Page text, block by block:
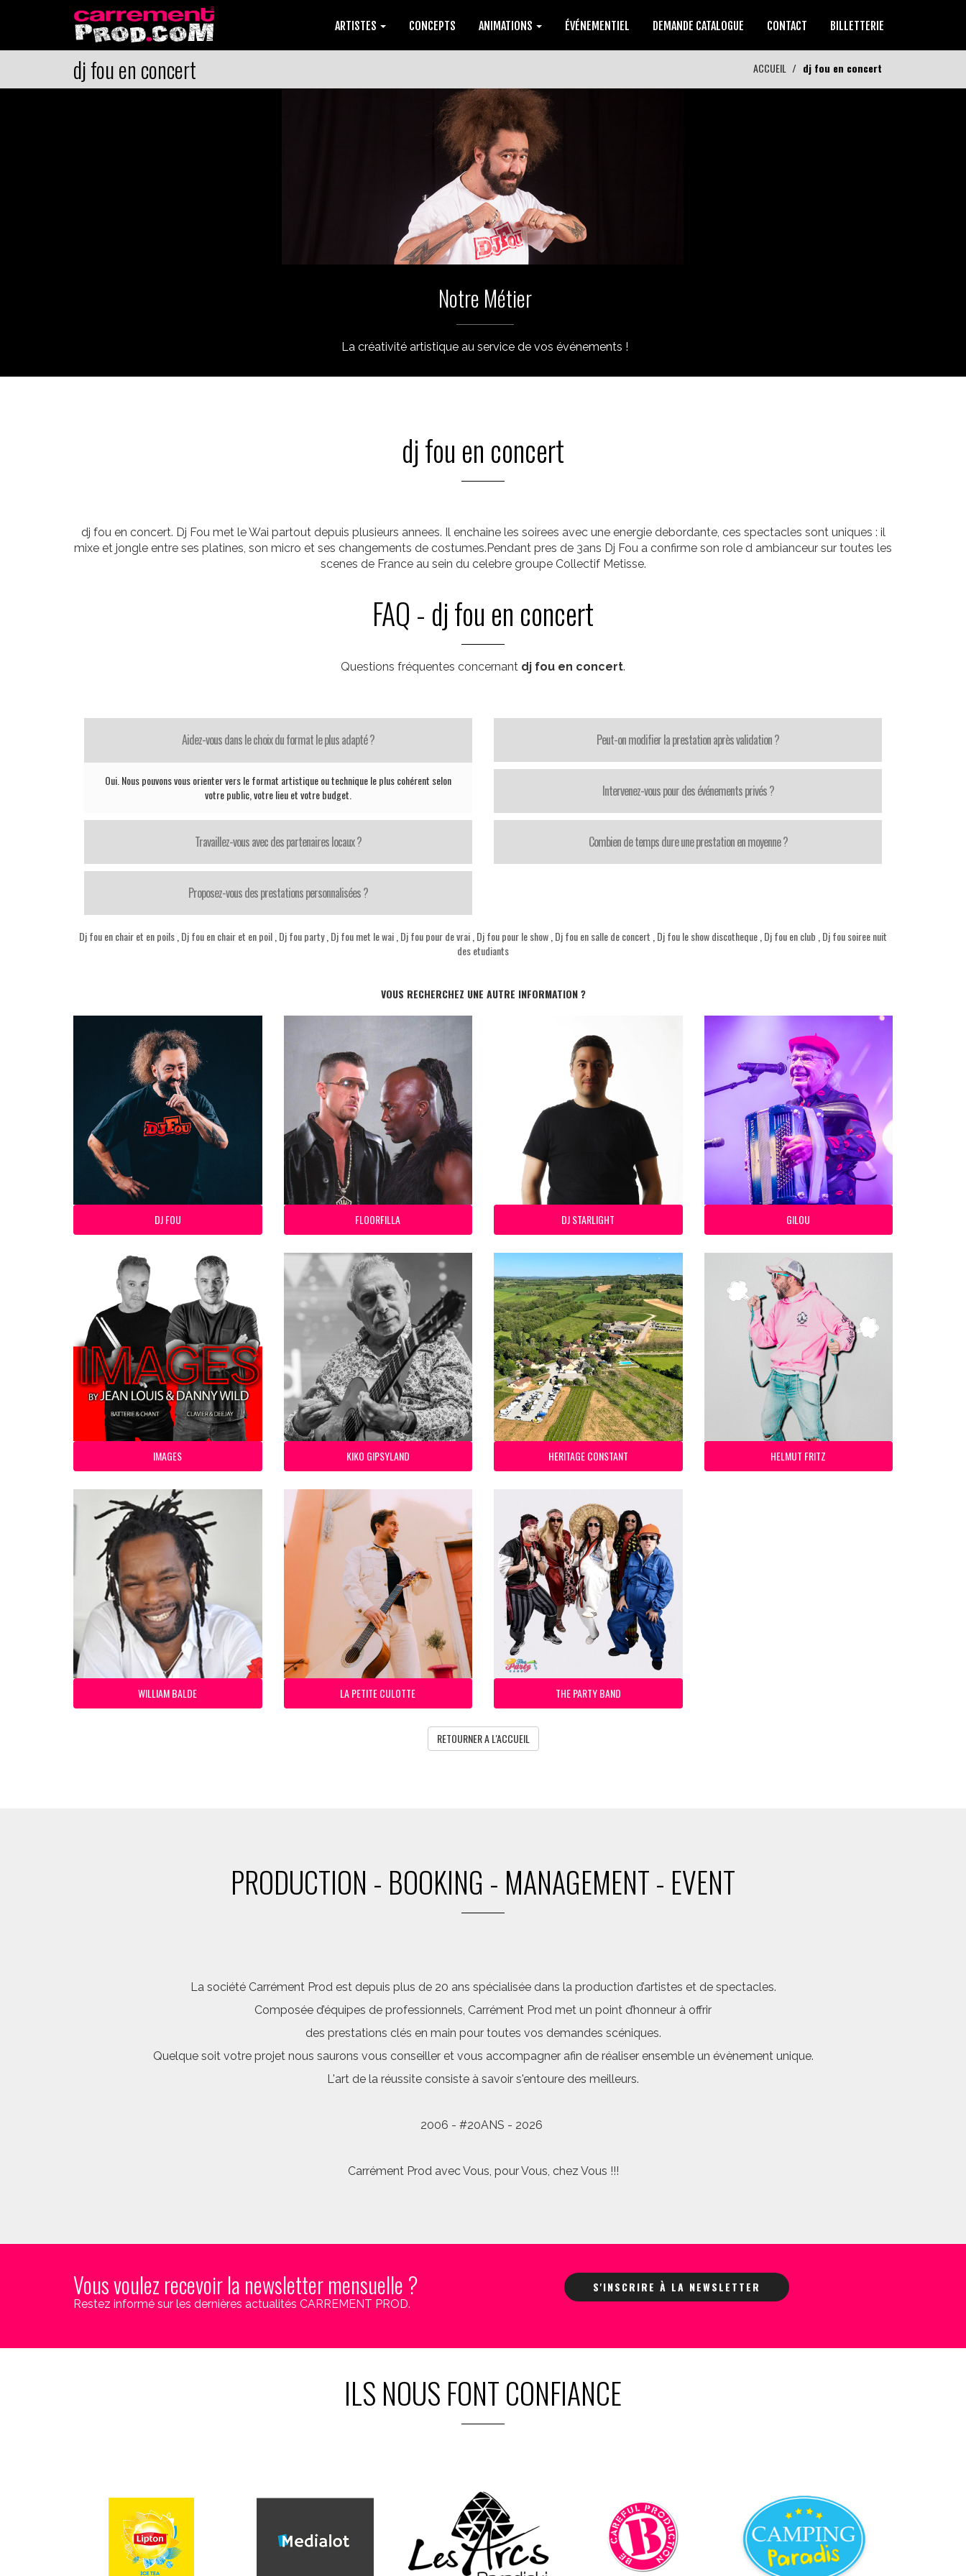
ARTISTES CONCEPTS ANIMATIONS ÉVÉNEMENTIEL DEMANDE CATALOGUE CONTACT BILLETTERIE
dj fou en concert ACCUEIL dj fou en concert
Notre Métier
La créativité artistique au service de vos événements !
dj fou en concert
dj fou en concert. Dj Fou met le Wai partout depuis plusieurs annees. Il enchaine les soirees avec une energie debordante, ces spectacles sont uniques : il
mixe et jongle entre ses platines, son micro et ses changements de costumes.Pendant pres de 3ans Dj Fou a confirme son role d ambianceur sur toutes les
scenes de France au sein du celebre groupe Collectif Metisse.
FAQ - dj fou en concert
Questions fréquentes concernant dj fou en concert.
Aidez-vous dans le choix du format le plus adapté ?
Oui. Nous pouvons vous orienter vers le format artistique ou technique le plus cohérent selon
votre public, votre lieu et votre budget.
Travaillez-vous avec des partenaires locaux ?
Proposez-vous des prestations personnalisées ?
Peut-on modifier la prestation après validation ?
Intervenez-vous pour des événements privés ?
Combien de temps dure une prestation en moyenne ?
Dj fou en chair et en poils Dj fou en chair et en poil Dj fou party, Dj fou met le wai Dj fou pour de vrai Dj fou pour le show Dj fou en salle de concert Dj fou le show discotheque Dj fou en club Dj fou soiree nuit
des etudiants
VOUS RECHERCHEZ UNE AUTRE INFORMATION ?
DJ FOU FLOORFILLA DJ STARLIGHT GILOU
IMAGES KIKO GIPSYLAND HERITAGE CONSTANT HELMUT FRITZ
WILLIAM BALDE LA PETITE CULOTTE THE PARTY BAND
RETOURNER A L'ACCUEIL
PRODUCTION - BOOKING - MANAGEMENT - EVENT
La société Carrément Prod est depuis plus de 20 ans spécialisée dans la production d’artistes et de spectacles.
Composée d’équipes de professionnels, Carrément Prod met un point d’honneur à offrir
des prestations clés en main pour toutes vos demandes scéniques.
Quelque soit votre projet nous saurons vous conseiller et vous accompagner afin de réaliser ensemble un évènement unique.
L'art de la réussite consiste à savoir s'entoure des meilleurs.
2006 - #20ANS - 2026
Carrément Prod avec Vous, pour Vous, chez Vous !!!
Vous voulez recevoir la newsletter mensuelle ?
Restez informé sur les dernières actualités CARREMENT PROD.
S'INSCRIRE À LA NEWSLETTER
ILS NOUS FONT CONFIANCE